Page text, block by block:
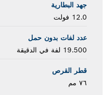
جهد البطارية
12.0 فولت
عدد لفات بدون حمل
19.500 لفة في الدقيقة
قطر القرص
٧٦ مم